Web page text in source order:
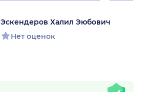
Эскендеров Халил Эюбович
Нет оценок